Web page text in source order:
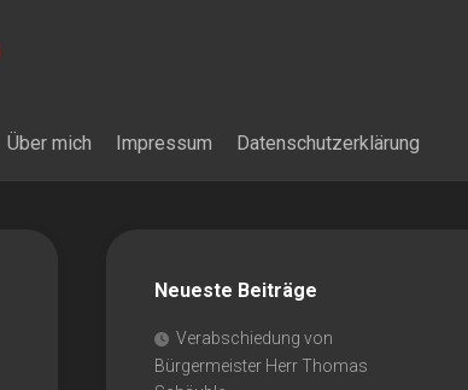
Über mich Impressum Datenschutzerklärung
Neueste Beiträge
Verabschiedung von
Bürgermeister Herr Thomas